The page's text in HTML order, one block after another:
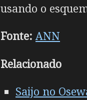
usando o
Fonte: ANN
Relacionado
Saijo no